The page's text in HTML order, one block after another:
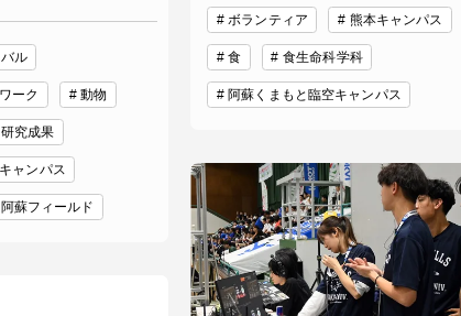
ル
ーク 動物
研究成果
ャンパス
阿蘇フィールド
ボランティア 熊本キャンパス
食 食生命科学科
阿蘇くまもと臨空キャンパス
伊勢原キャンパス